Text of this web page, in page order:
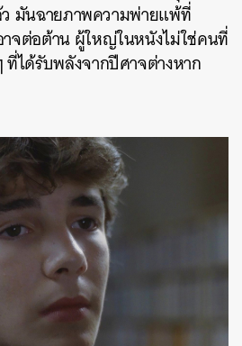
ว มันฉายภาพความพ่ายแพ้ที่
จต่อต้าน ผู้ใหญ่ในหนังไม่ใช่คนที่
ได้รับพลังจากปีศาจต่างหาก